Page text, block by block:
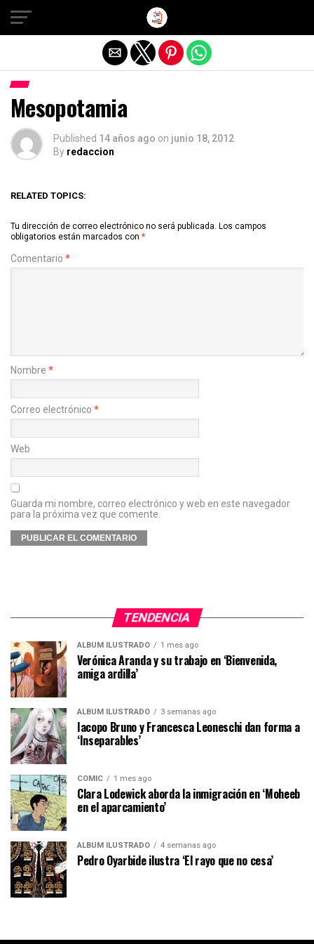
Mesopotamia
Published 14 años ago on junio 18, 2012
By redaccion
RELATED TOPICS:
Tu dirección de correo electrónico no será publicada. Los campos
obligatorios están marcados con *
Comentario *
Nombre *
Correo electrónico *
Web
Guarda mi nombre, correo electrónico y web en este navegador
para la próxima vez que comente.
TENDENCIA
ÁLBUM ILUSTRADO 1 mes ago
Verónica Aranda y su trabajo en ‘Bienvenida,
amiga ardilla’
ÁLBUM ILUSTRADO 3 semanas ago
Iacopo Bruno y Francesca Leoneschi dan forma a
‘Inseparables’
CÓMIC 1 mes ago
Clara Lodewick aborda la inmigración en ‘Moheeb
en el aparcamiento’
ÁLBUM ILUSTRADO 4 semanas ago
Pedro Oyarbide ilustra ‘El rayo que no cesa’
Salir de la versión móvil